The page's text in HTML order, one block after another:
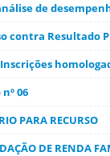
de
contra Resultado
06
PARA RECURSO
DE RENDA